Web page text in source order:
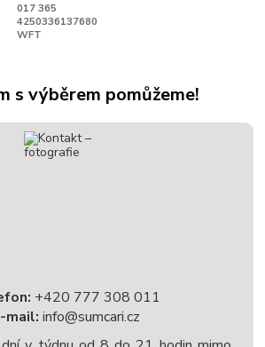
017 365
4250336137680
WFT
s výběrem pomůžeme!
+420 777 308 011
mail: info@sumcari.cz